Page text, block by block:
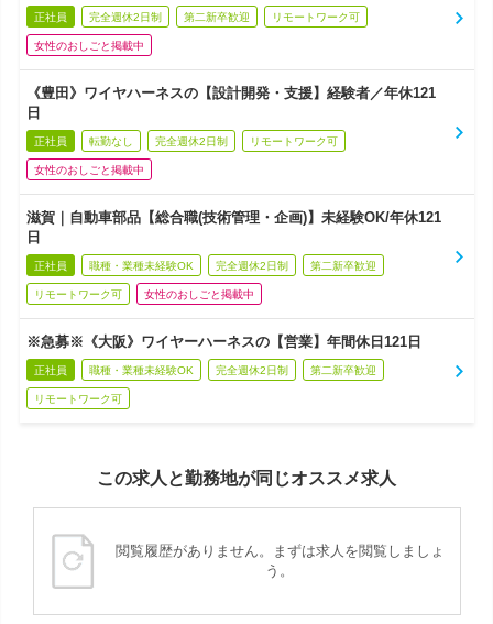
正社員 完全週休2日制 第二新卒歓迎 リモートワーク可
女性のおしごと掲載中
《豊田》ワイヤハーネスの【設計開発・支援】経験者／年休121
日
正社員 転勤なし 完全週休2日制 リモートワーク可
女性のおしごと掲載中
滋賀｜自動車部品【総合職(技術管理・企画)】未経験OK/年休121
日
正社員 職種・業種未経験OK 完全週休2日制 第二新卒歓迎
リモートワーク可 女性のおしごと掲載中
※急募※《大阪》ワイヤーハーネスの【営業】年間休日121日
正社員 職種・業種未経験OK 完全週休2日制 第二新卒歓迎
リモートワーク可
この求人と勤務地が同じオススメ求人
閲覧履歴がありません。まずは求人を閲覧しましょ
う。